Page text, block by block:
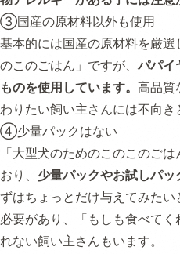
③国産の原材料以外も使用
基本的には国産の原材料を厳
のこのごはん」ですが、 パパイ
ものを使用しています。 高品質
わりたい飼い主さんには不向き
④少量パックはない
「大型犬のためのこのこのご
おり、 少量パックやお試しパッ
ずはちょっとだけ与えてみた
必要があり、「もしも食べて
れない飼い主さんもいます。